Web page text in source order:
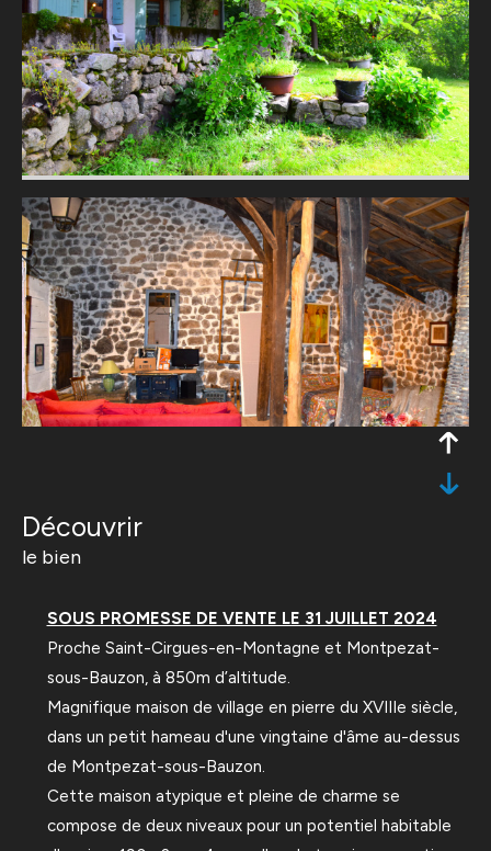
découvrir
le bien
SOUS PROMESSE DE VENTE LE 31 JUILLET 2024
Proche Saint-Cirgues-en-Montagne et Montpezat-
sous-Bauzon, à 850m d’altitude.
Magnifique maison de village en pierre du XVIIIe siècle,
dans un petit hameau d'une vingtaine d'âme au-dessus
de Montpezat-sous-Bauzon.
Cette maison atypique et pleine de charme se
compose de deux niveaux pour un potentiel habitable